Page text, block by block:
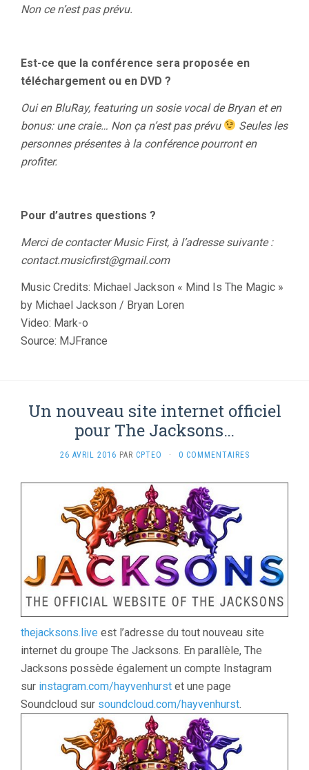
Non ce n’est pas prévu.
Est-ce que la conférence sera proposée en
téléchargement ou en DVD ?
Oui en BluRay, featuring un sosie vocal de Bryan et en
bonus: une craie… Non ça n’est pas prévu
Seules les
personnes présentes à la conférence pourront en
profiter.
Pour d’autres questions ?
Merci de contacter Music First, à l’adresse suivante :
contact.musicfirst@gmail.com
Music Credits: Michael Jackson « Mind Is The Magic »
by Michael Jackson / Bryan Loren
Video: Mark-o
Source: MJFrance
Un nouveau site internet officiel
pour The Jacksons…
26 AVRIL 2016 PAR CPTEO · 0 COMMENTAIRES
thejacksons.live est l’adresse du tout nouveau site
internet du groupe The Jacksons. En parallèle, The
Jacksons possède également un compte Instagram
sur instagram.com/hayvenhurst et une page
Soundcloud sur soundcloud.com/hayvenhurst.